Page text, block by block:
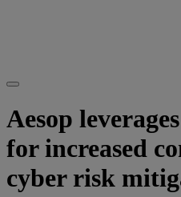
Aesop
for increased
cyber risk